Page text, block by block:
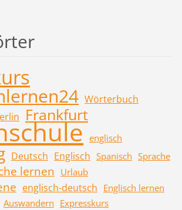
Wörterbuch
Frankfurt
englisch
Deutsch Englisch Spanisch Sprache
lernen Urlaub
englisch-deutsch Englisch lernen
Auswandern Expresskurs